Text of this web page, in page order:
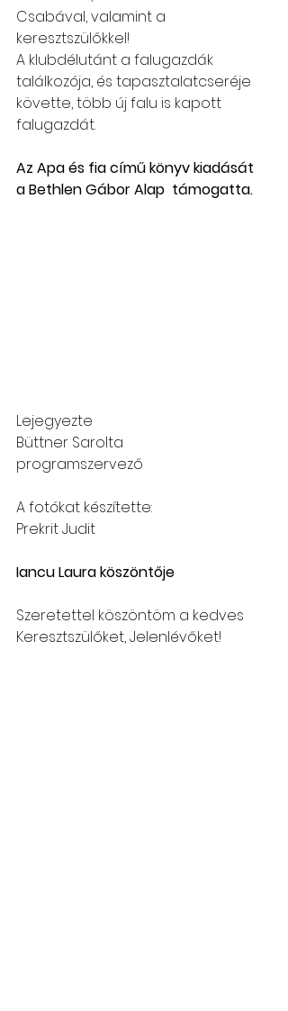
Csabával, valamint a
keresztszülőkkel!
A klubdélutánt a falugazdák
találkozója, és tapasztalatcseréje
követte, több új falu is kapott
falugazdát.
Az Apa és fia című könyv kiadását
a Bethlen Gábor Alap  támogatta.
Lejegyezte
Büttner Sarolta
programszervező
A fotókat készítette:
Prekrit Judit
Iancu Laura köszöntője
Szeretettel köszöntöm a kedves
Keresztszülőket, Jelenlévőket!